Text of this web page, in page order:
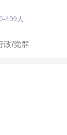
499人
政/党群